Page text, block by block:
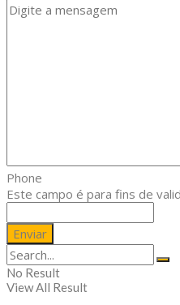
Phone
Este campo é para fins de
No Result
View All Result